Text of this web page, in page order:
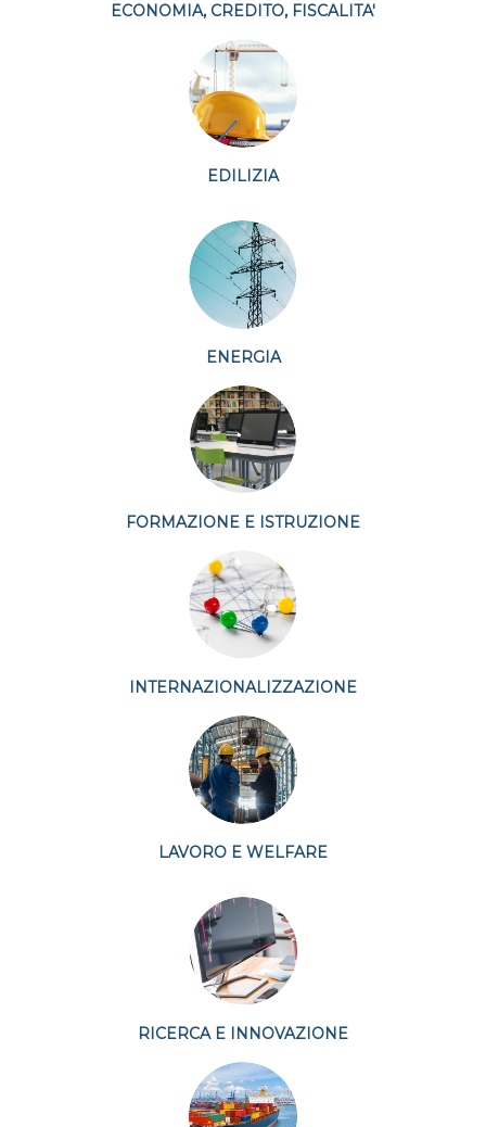
ECONOMIA, CREDITO, FISCALITA'
EDILIZIA
ENERGIA
FORMAZIONE E ISTRUZIONE
INTERNAZIONALIZZAZIONE
LAVORO E WELFARE
RICERCA E INNOVAZIONE